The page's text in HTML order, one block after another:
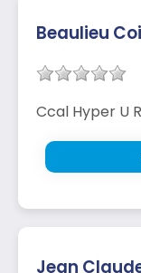
Beaulieu
Ccal Hyper U
Jean